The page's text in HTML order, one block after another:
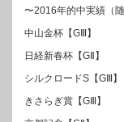
〜2016年的中実績（
中山金杯【GⅢ】
日経新春杯【GⅡ】
シルクロードS【GⅢ
きさらぎ賞【GⅢ】